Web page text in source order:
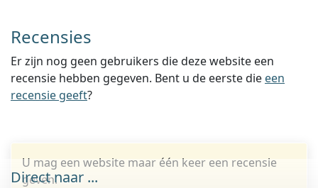
Recensies
Er zijn nog geen gebruikers die deze website een
recensie hebben gegeven. Bent u de eerste die een
recensie geeft?
U mag een website maar één keer een recensie
geven.
Direct naar ...